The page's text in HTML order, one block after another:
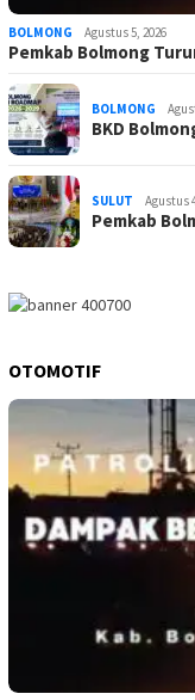
BOLMONG Agustus 5, 2026
Pemkab Bolmong
BOLMONG
BKD
SULUT Agustus
Pemkab
OTOMOTIF